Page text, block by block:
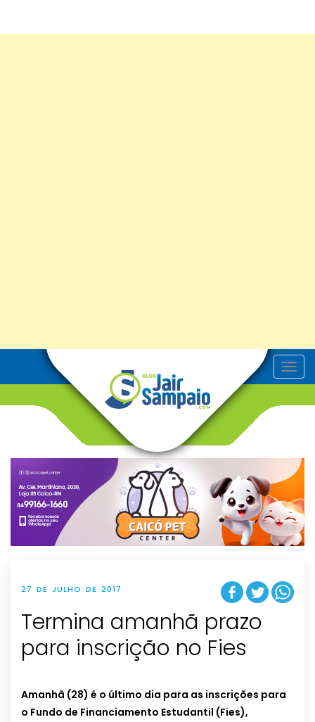
T
o
v
g
t
i
o
n
27 DE JULHO DE 2017
Termina amanhã prazo
para inscrição no Fies
Amanhã (28) é o último dia para as inscrições para
o Fundo de Financiamento Estudantil (Fies),